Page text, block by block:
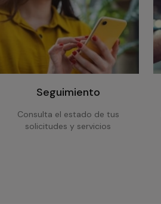
Seguimiento
Consulta el estado de tus
solicitudes y servicios